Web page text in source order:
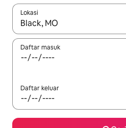
Lokasi
Apabila hasil tersedia,
Daftar masuk
Daftar keluar